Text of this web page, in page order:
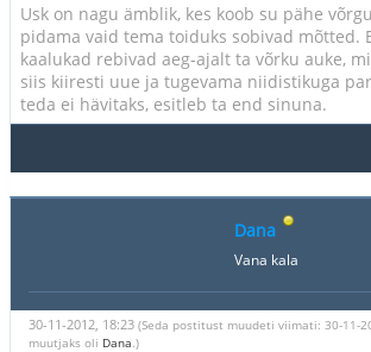
Usk on nagu ämblik, kes koob su pähe
pidama vaid tema toiduks sobivad mõtted.
kaalukad rebivad aeg-ajalt ta võrku auke,
siis kiiresti uue ja tugevama niidistikuga
teda ei hävitaks, esitleb ta end sinuna.
Dana
Vana kala
30-11-2012, 18:23 (Seda postitust muudeti viimati: 30-11-
muutjaks oli Dana .)